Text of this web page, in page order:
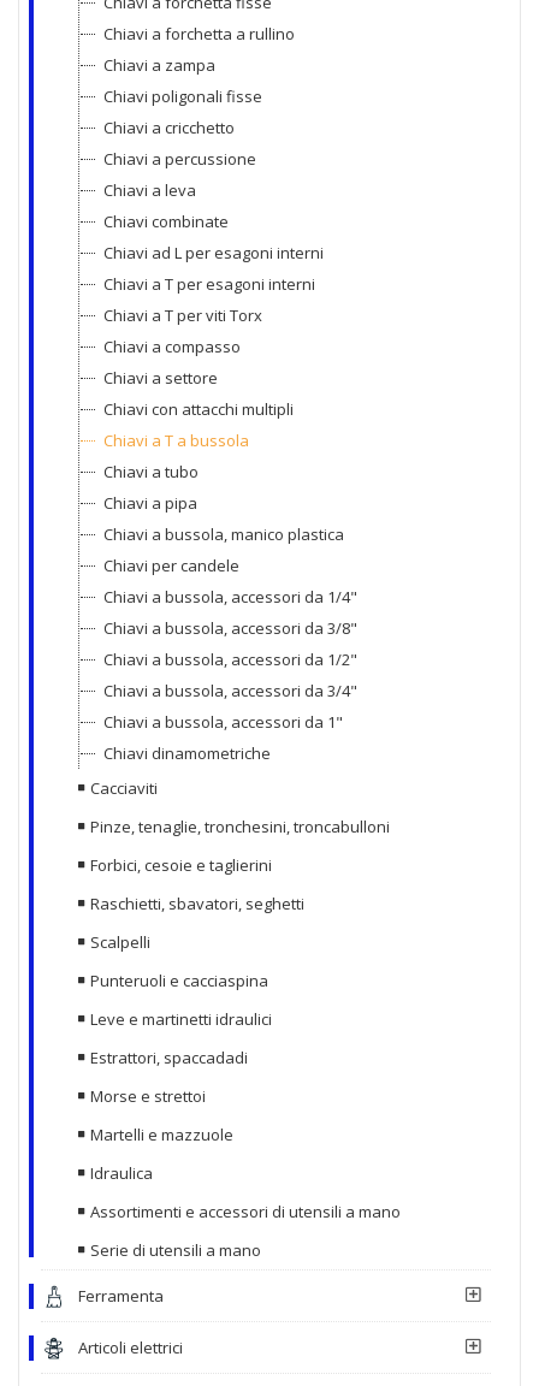
Chiavi a forchetta a rullino
Chiavi a zampa
Chiavi poligonali fisse
Chiavi a cricchetto
Chiavi a percussione
Chiavi a leva
Chiavi combinate
Chiavi ad L per esagoni interni
Chiavi a T per esagoni interni
Chiavi a T per viti Torx
Chiavi a compasso
Chiavi a settore
Chiavi con attacchi multipli
Chiavi a T a bussola
Chiavi a tubo
Chiavi a pipa
Chiavi a bussola, manico plastica
Chiavi per candele
Chiavi a bussola, accessori da 1/4"
Chiavi a bussola, accessori da 3/8"
Chiavi a bussola, accessori da 1/2"
Chiavi a bussola, accessori da 3/4"
Chiavi a bussola, accessori da 1"
Chiavi dinamometriche
Cacciaviti
Pinze, tenaglie, tronchesini, troncabulloni
Forbici, cesoie e taglierini
Raschietti, sbavatori, seghetti
Scalpelli
Punteruoli e cacciaspina
Leve e martinetti idraulici
Estrattori, spaccadadi
Morse e strettoi
Martelli e mazzuole
Idraulica
Assortimenti e accessori di utensili a mano
Serie di utensili a mano
Ferramenta
Articoli elettrici